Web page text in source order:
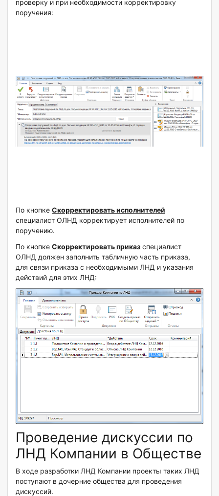
проверку и при необходимости корректировку
поручения:
По кнопке Скорректировать исполнителей
специалист ОЛНД корректирует исполнителей по
поручению.
По кнопке Скорректировать приказ специалист
ОЛНД должен заполнить табличную часть приказа,
для связи приказа с необходимыми ЛНД и указания
действий для этих ЛНД:
Проведение дискуссии по
ЛНД Компании в Обществе
В ходе разработки ЛНД Компании проекты таких ЛНД
поступают в дочерние общества для проведения
дискуссий.